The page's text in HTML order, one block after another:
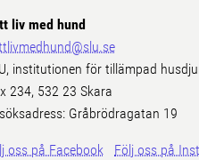
liv med hund
institutionen för tillämpad
234, 532 23 Skara
Gråbrödragatan 19
oss på Facebook Följ oss på